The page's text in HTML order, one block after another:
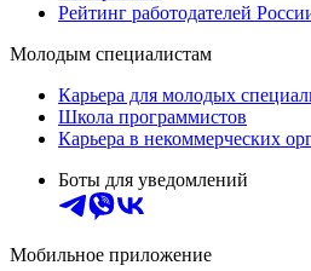
Рейтинг работодателей
Молодым специалистам
Карьера для молодых
Школа программистов
Карьера в некоммерческих
Боты для уведомлений
Мобильное приложение